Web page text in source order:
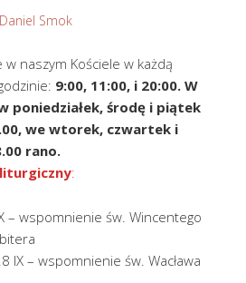
Daniel Smok
w naszym Kościele w każdą
9:00, 11:00, i 20:00. W
poniedziałek, środę i piątek
we wtorek, czwartek i
rano.
:
– wspomnienie św. Wincentego
IX – wspomnienie św. Wacława